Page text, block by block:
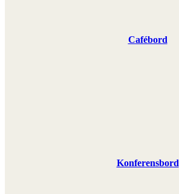
Cafébord
Konferensbord